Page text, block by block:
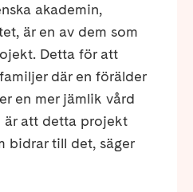
akademin,
är en av dem som
Detta för att
där en förälder
en mer jämlik vård
är att detta projekt
bidrar till det, säger